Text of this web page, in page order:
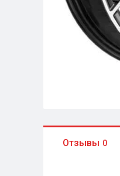
Отзывы 0